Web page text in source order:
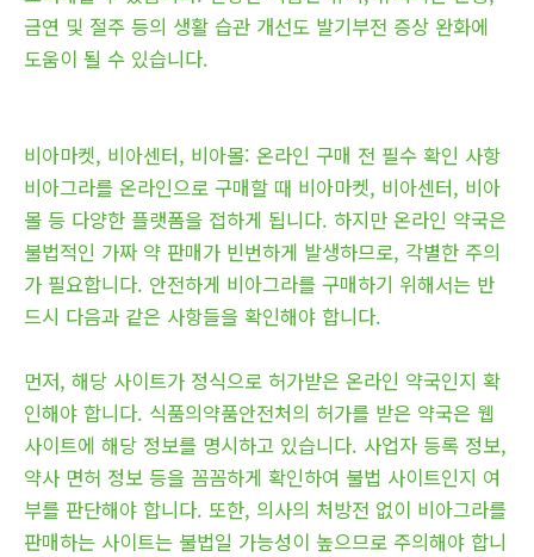
금연 및 절주 등의 생활 습관 개선도 발기부전 증상 완화에
도움이 될 수 있습니다.
비아마켓, 비아센터, 비아몰: 온라인 구매 전 필수 확인 사항
비아그라를 온라인으로 구매할 때 비아마켓, 비아센터, 비아
몰 등 다양한 플랫폼을 접하게 됩니다. 하지만 온라인 약국은
불법적인 가짜 약 판매가 빈번하게 발생하므로, 각별한 주의
가 필요합니다. 안전하게 비아그라를 구매하기 위해서는 반
드시 다음과 같은 사항들을 확인해야 합니다.
먼저, 해당 사이트가 정식으로 허가받은 온라인 약국인지 확
인해야 합니다. 식품의약품안전처의 허가를 받은 약국은 웹
사이트에 해당 정보를 명시하고 있습니다. 사업자 등록 정보,
약사 면허 정보 등을 꼼꼼하게 확인하여 불법 사이트인지 여
부를 판단해야 합니다. 또한, 의사의 처방전 없이 비아그라를
판매하는 사이트는 불법일 가능성이 높으므로 주의해야 합니